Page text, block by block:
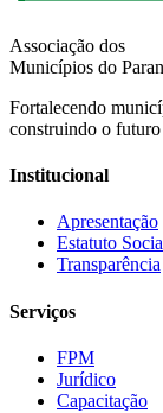
Associação dos
Municípios do
Fortalecendo
construindo o futuro
Institucional
Apresentação
Estatuto
Transparência
Serviços
FPM
Jurídico
Capacitação